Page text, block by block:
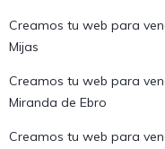
Creamos tu web para
Mijas
Creamos tu web para
Miranda de Ebro
Creamos tu web para